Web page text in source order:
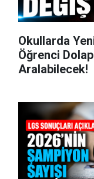
Okullarda
Öğrenci
Aralabilecek!